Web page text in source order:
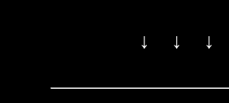
↓ ↓ ↓